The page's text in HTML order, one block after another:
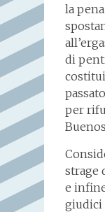
la
di
per
strage
e
giudici